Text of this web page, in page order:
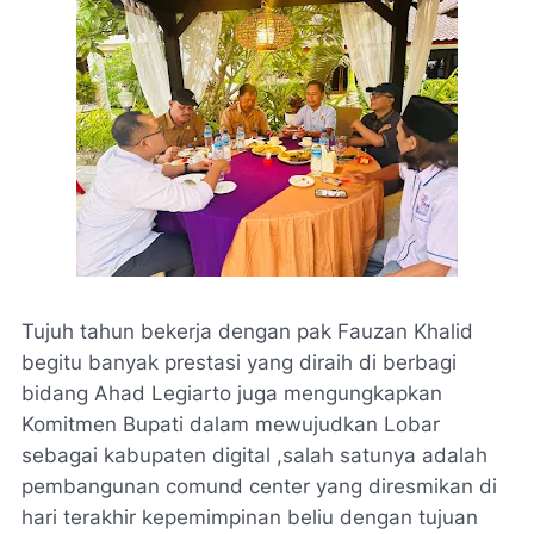
Tujuh tahun bekerja dengan pak Fauzan Khalid
begitu banyak prestasi yang diraih di berbagi
bidang Ahad Legiarto juga mengungkapkan
Komitmen Bupati dalam mewujudkan Lobar
sebagai kabupaten digital ,salah satunya adalah
pembangunan comund center yang diresmikan di
hari terakhir kepemimpinan beliu dengan tujuan